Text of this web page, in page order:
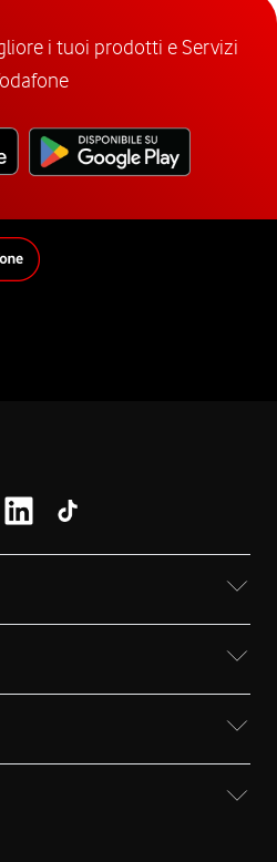
i tuoi prodotti e Servizi